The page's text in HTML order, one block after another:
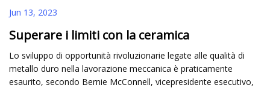
Jun 13, 2023
Superare i limiti con la ceramica
Lo sviluppo di opportunità rivoluzionarie legate alle qualità di
metallo duro nella lavorazione meccanica è praticamente
esaurito, secondo Bernie McConnell, vicepresidente esecutivo,